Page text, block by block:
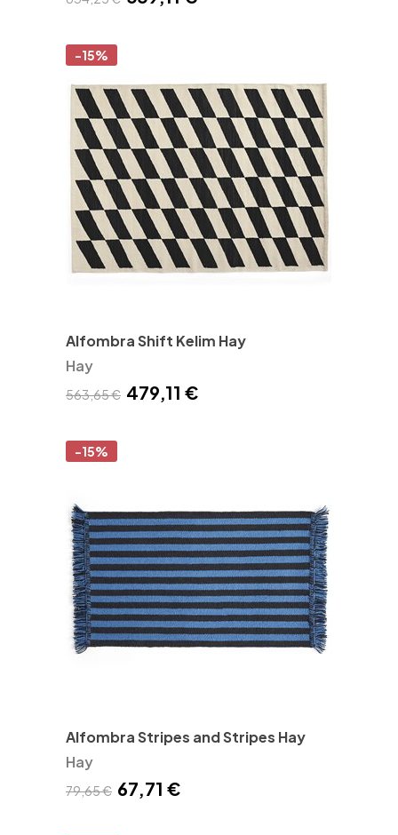
-15%
Alfombra Shift Kelim Hay
Hay
563,65 € 479,11 €
-15%
Alfombra Stripes and Stripes Hay
Hay
79,65 € 67,71 €